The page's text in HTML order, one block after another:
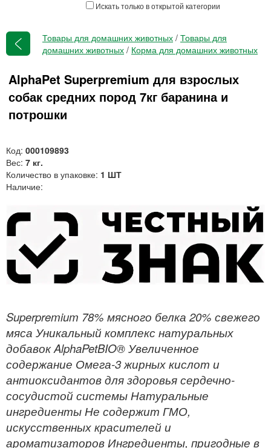
Искать только в открытой категории
Товары для домашних животных / Товары для
домашних животных / Корма для домашних животных
AlphaPet Superpremium для взрослых
собак средних пород 7кг баранина и
потрошки
Код: 000109893
Вес: 7 кг.
Количество в упаковке: 1 ШТ
Наличие:
Superpremium 78% мясного белка 20% свежего
мяса Уникальный комплекс натуральных
добавок AlphaPetBIO® Увеличенное
содержание Омега-3 жирных кислот и
антиоксидантов для здоровья сердечно-
сосудистой системы Натуральные
ингредиенты Не содержит ГМО,
искусственных красителей и
ароматизаторов Ингредиенты, пригодные в